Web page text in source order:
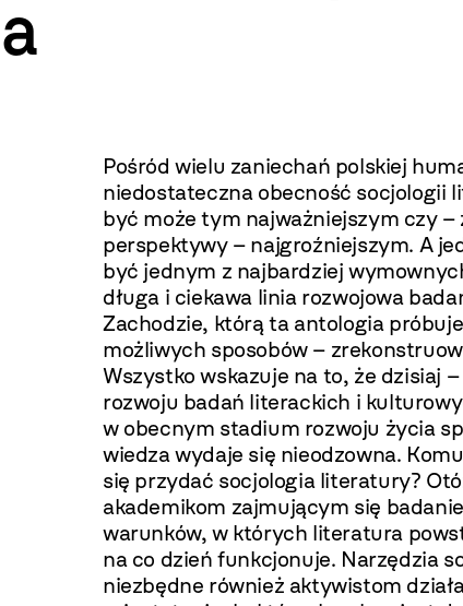
Pośród wielu zaniechań polskiej
niedostateczna obecność socjologii
być może tym najważniejszym czy –
perspektywy – najgroźniejszym. A
być jednym z najbardziej
długa i ciekawa linia rozwojowa
Zachodzie, którą ta antologia
możliwych sposobów –
Wszystko wskazuje na to, że dzisiaj
rozwoju badań literackich i
w obecnym stadium rozwoju życia
wiedza wydaje się nieodzowna.
się przydać socjologia literatury?
akademikom zajmującym się
warunków, w których literatura
na co dzień funkcjonuje. Narzędzia
niezbędne również aktywistom